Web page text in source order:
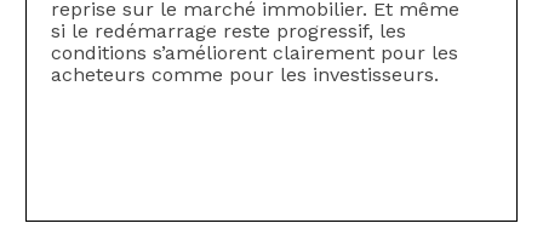
reprise sur le marché immobilier. Et même
si le redémarrage reste progressif, les
conditions s’améliorent clairement pour les
acheteurs comme pour les investisseurs.